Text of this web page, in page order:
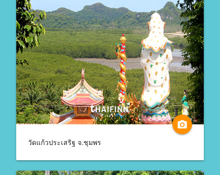
camera_alt
วัดแก้วประเสริฐ จ.ชุมพร